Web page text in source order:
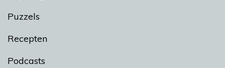
Puzzels
Recepten
Podcasts